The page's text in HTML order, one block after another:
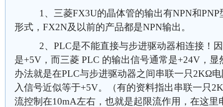
1、三菱FX3U的晶体管的输出有NPN和PNP
形式，FX2N及以前的产品都是NPN输出。
2、PLC是不能直接与步进驱动器相连接！因
是+5V，而三菱 PLC 的输出信号通常是+24V，
办法就是在PLC与步进驱动器之间串联一只2KΩ
入信号近似等于+5V。（有的资料指出串联一只
流控制在10mA左右，也就是起限流作用，在这